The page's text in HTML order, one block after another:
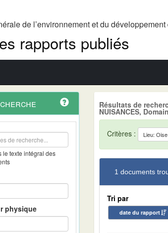
de l’environnement et du
rapports publiés
le texte intégral des
physique
Résultats de
NUISANCES,
Critères : Lieu: Oise
1 documents
Tri par
date du rapport